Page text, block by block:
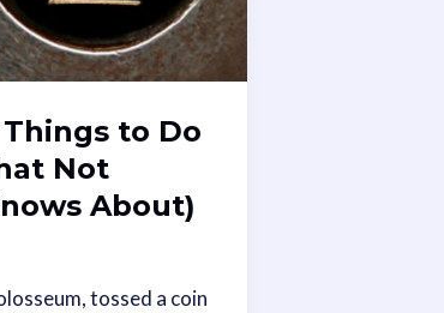
to Do
Not
About)
tossed a coin